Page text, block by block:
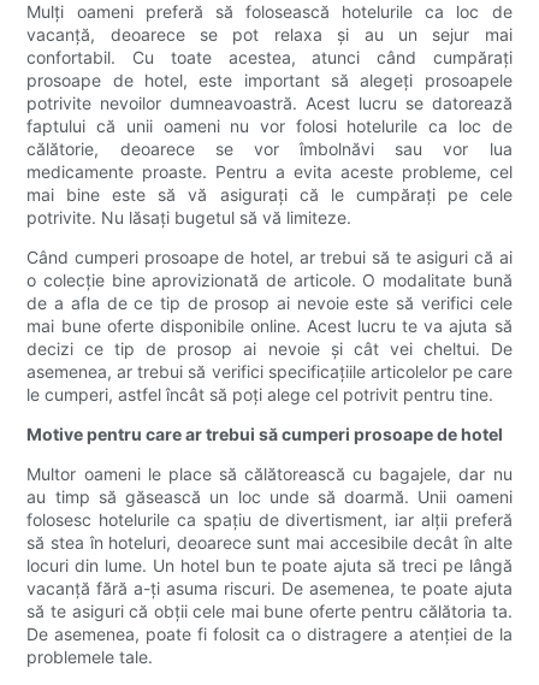
Mulți oameni preferă să folosească hotelurile ca loc de
vacanță, deoarece se pot relaxa și au un sejur mai
confortabil. Cu toate acestea, atunci când cumpărați
prosoape de hotel, este important să alegeți prosoapele
potrivite nevoilor dumneavoastră. Acest lucru se datorează
faptului că unii oameni nu vor folosi hotelurile ca loc de
călătorie, deoarece se vor îmbolnăvi sau vor lua
medicamente proaste. Pentru a evita aceste probleme, cel
mai bine este să vă asigurați că le cumpărați pe cele
potrivite. Nu lăsați bugetul să vă limiteze.
Când cumperi prosoape de hotel, ar trebui să te asiguri că ai
o colecție bine aprovizionată de articole. O modalitate bună
de a afla de ce tip de prosop ai nevoie este să verifici cele
mai bune oferte disponibile online. Acest lucru te va ajuta să
decizi ce tip de prosop ai nevoie și cât vei cheltui. De
asemenea, ar trebui să verifici specificațiile articolelor pe care
le cumperi, astfel încât să poți alege cel potrivit pentru tine.
Motive pentru care ar trebui să cumperi prosoape de hotel
Multor oameni le place să călătorească cu bagajele, dar nu
au timp să găsească un loc unde să doarmă. Unii oameni
folosesc hotelurile ca spațiu de divertisment, iar alții preferă
să stea în hoteluri, deoarece sunt mai accesibile decât în ​​alte
locuri din lume. Un hotel bun te poate ajuta să treci pe lângă
vacanță fără a-ți asuma riscuri. De asemenea, te poate ajuta
să te asiguri că obții cele mai bune oferte pentru călătoria ta.
De asemenea, poate fi folosit ca o distragere a atenției de la
problemele tale.